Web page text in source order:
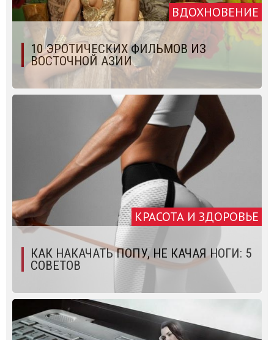
ВДОХНОВЕНИЕ
10 ЭРОТИЧЕСКИХ ФИЛЬМОВ ИЗ
ВОСТОЧНОЙ АЗИИ
КРАСОТА И ЗДОРОВЬЕ
КАК НАКАЧАТЬ ПОПУ, НЕ КАЧАЯ НОГИ: 5
СОВЕТОВ